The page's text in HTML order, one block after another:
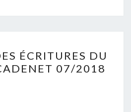
DES
ÉCRITURES
ÉCRITURES DU
07/2018